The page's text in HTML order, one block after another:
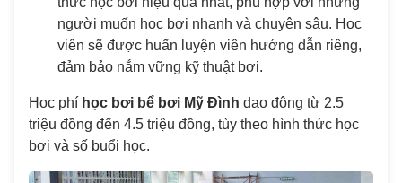
người muốn học bơi nhanh và chuyên sâu. Học
viên sẽ được huấn luyện viên hướng dẫn riêng,
đảm bảo nắm vững kỹ thuật bơi.
Học phí học bơi bể bơi Mỹ Đình dao động từ 2.5
triệu đồng đến 4.5 triệu đồng, tùy theo hình thức học
bơi và số buổi học.